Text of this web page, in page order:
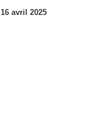
16 avril 2025